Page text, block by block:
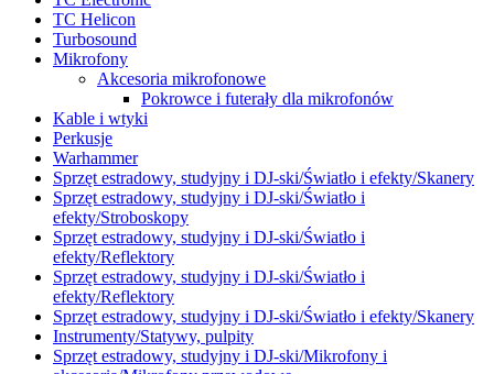
TC Helicon
Turbosound
Mikrofony
Akcesoria mikrofonowe
Pokrowce i futerały dla mikrofonów
Kable i wtyki
Perkusje
Warhammer
Sprzęt estradowy, studyjny i DJ-ski/Światło i efekty/Skanery
Sprzęt estradowy, studyjny i DJ-ski/Światło i
efekty/Stroboskopy
Sprzęt estradowy, studyjny i DJ-ski/Światło i
efekty/Reflektory
Sprzęt estradowy, studyjny i DJ-ski/Światło i
efekty/Reflektory
Sprzęt estradowy, studyjny i DJ-ski/Światło i efekty/Skanery
Instrumenty/Statywy, pulpity
Sprzęt estradowy, studyjny i DJ-ski/Mikrofony i